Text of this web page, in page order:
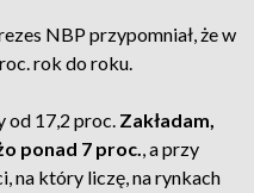
NBP przypomniał, że w
rok do roku.
od 17,2 proc. Zakładam,
ponad 7 proc., a przy
na który liczę, na rynkach